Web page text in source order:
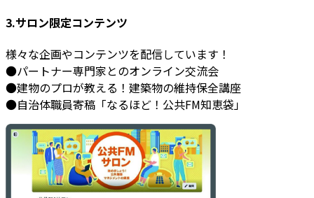
3.サロン限定コンテンツ
様々な企画やコンテンツを配信しています！
●パートナー専門家とのオンライン交流会
●建物のプロが教える！建築物の維持保全講座
●自治体職員寄稿「なるほど！公共FM知恵袋」